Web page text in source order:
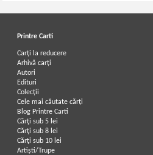
Printre Carti
Carți la reducere
Arhivă carți
Autori
Edituri
Colecții
Cele mai căutate cărți
Blog Printre Carti
Cărţi sub 5 lei
Cărţi sub 8 lei
Cărţi sub 10 lei
Artiști/Trupe